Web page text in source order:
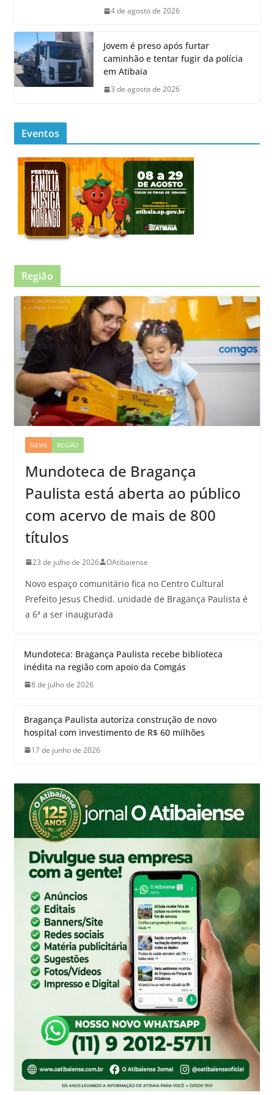
4 de agosto de 2026
Jovem é preso após furtar
caminhão e tentar fugir da polícia
em Atibaia
3 de agosto de 2026
Eventos
Região
NEWS REGIÃO
Mundoteca de Bragança
Paulista está aberta ao público
com acervo de mais de 800
títulos
23 de julho de 2026 OAtibaiense
Novo espaço comunitário fica no Centro Cultural
Prefeito Jesus Chedid. unidade de Bragança Paulista é
a 6ª a ser inaugurada
Mundoteca: Bragança Paulista recebe biblioteca
inédita na região com apoio da Comgás
8 de julho de 2026
Bragança Paulista autoriza construção de novo
hospital com investimento de R$ 60 milhões
17 de junho de 2026